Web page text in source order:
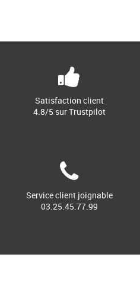
Satisfaction client
4.8/5 sur Trustpilot
Service client joignable
03.25.45.77.99